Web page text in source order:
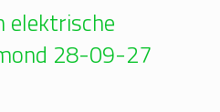
elektrische
28-09-27